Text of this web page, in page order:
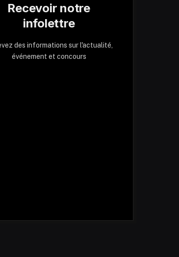
Recevoir notre
infolettre
des informations sur l'actualité,
événement et concours